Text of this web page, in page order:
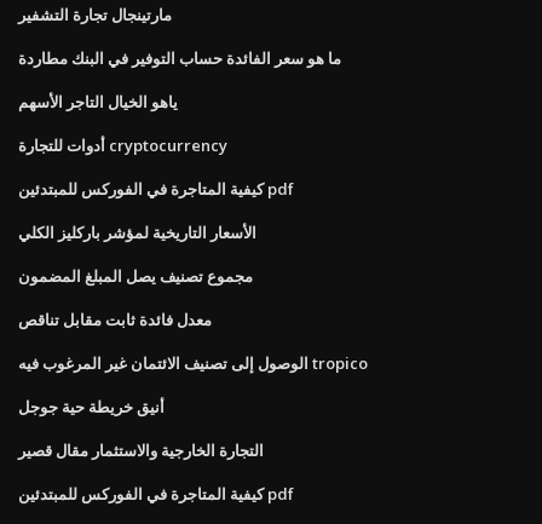
مارتينجال تجارة التشفير
ما هو سعر الفائدة حساب التوفير في البنك مطاردة
ياهو الخيال التاجر الأسهم
أدوات للتجارة cryptocurrency
كيفية المتاجرة في الفوركس للمبتدئين pdf
الأسعار التاريخية لمؤشر باركليز الكلي
مجموع تصنيف يصل المبلغ المضمون
معدل فائدة ثابت مقابل تناقص
الوصول إلى تصنيف الائتمان غير المرغوب فيه tropico
أنيق خريطة حية جوجل
التجارة الخارجية والاستثمار مقال قصير
كيفية المتاجرة في الفوركس للمبتدئين pdf